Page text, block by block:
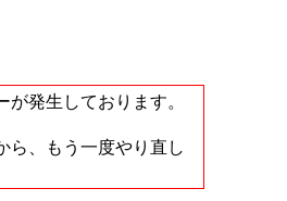
が発生しております。
ら、もう一度やり直し